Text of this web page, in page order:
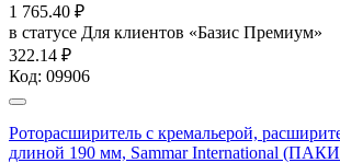
1 765.40 ₽
в статусе Для клиентов «Базис Премиум»
322.14 ₽
Код: 09906
Роторасширитель с кремальерой,
длиной 190 мм, Sammar International